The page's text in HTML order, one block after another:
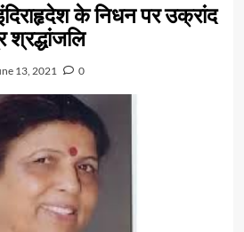
के निधन पर उक्रांद
श्रद्धांजलि
13, 2021 0